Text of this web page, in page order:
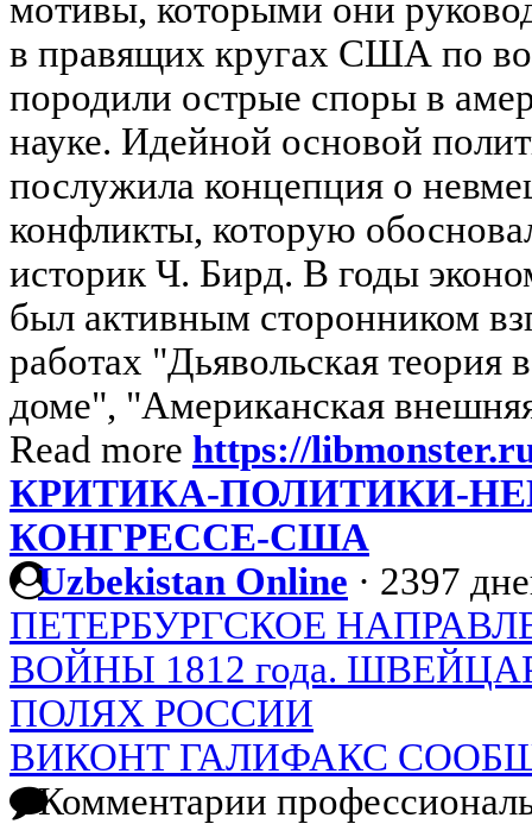
мотивы, которыми они
в правящих кругах США по
породили острые споры в
науке. Идейной основой
послужила концепция о
конфликты, которую
историк Ч. Бирд. В годы
был активным сторонником
работах "Дьявольская
доме", "Американская
Read more https://
КРИТИКА-ПОЛИТИКИ-
КОНГРЕССЕ-США
Uzbekistan Online · 2397
ПЕТЕРБУРГСКОЕ
ВОЙНЫ 1812 года.
ПОЛЯХ РОССИИ
ВИКОНТ ГАЛИФАКС
Комментарии